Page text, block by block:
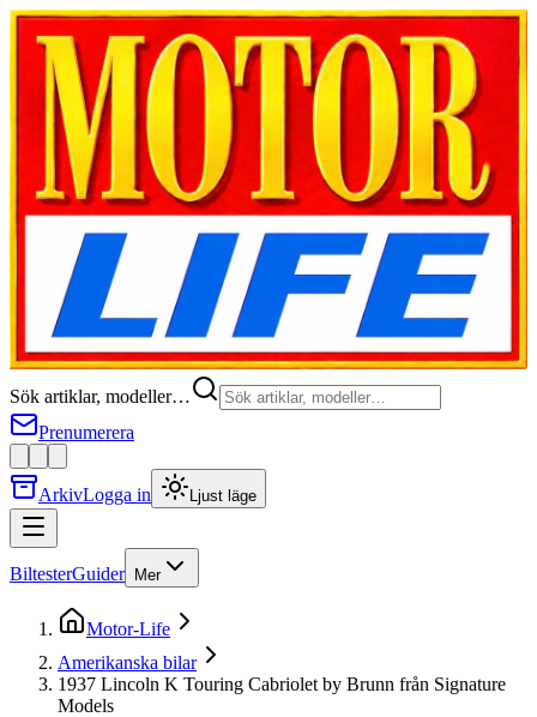
Sök artiklar, modeller…
Prenumerera
ArkivLogga in Ljust läge
BiltesterGuider Mer
Motor-Life
Amerikanska bilar
1937 Lincoln K Touring Cabriolet by Brunn från Signature
Models